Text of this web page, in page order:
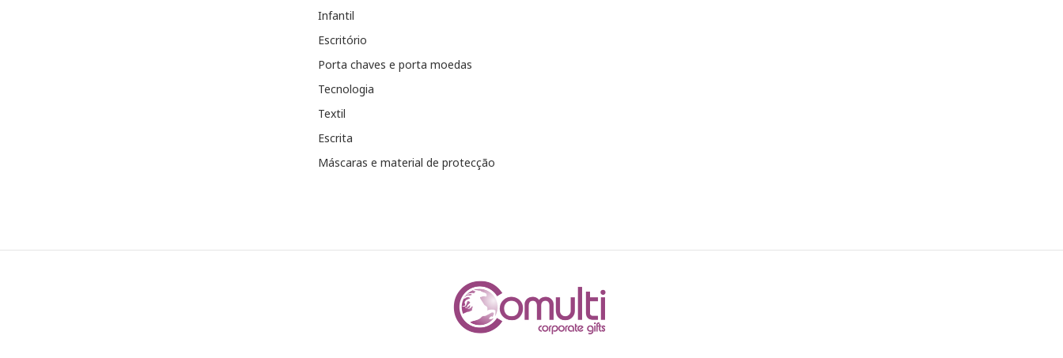
Infantil
Escritório
Porta chaves e porta moedas
Tecnologia
Textil
Escrita
Máscaras e material de protecção